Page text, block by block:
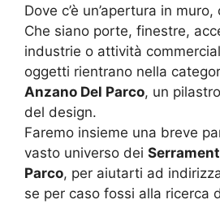
Dove c’è un’apertura in
Che siano porte, finestre,
industrie o attività
oggetti rientrano nella
Anzano Del Parco, un
del design.
Faremo insieme una breve
vasto universo dei
Parco, per aiutarti ad
se per caso fossi alla ricerca